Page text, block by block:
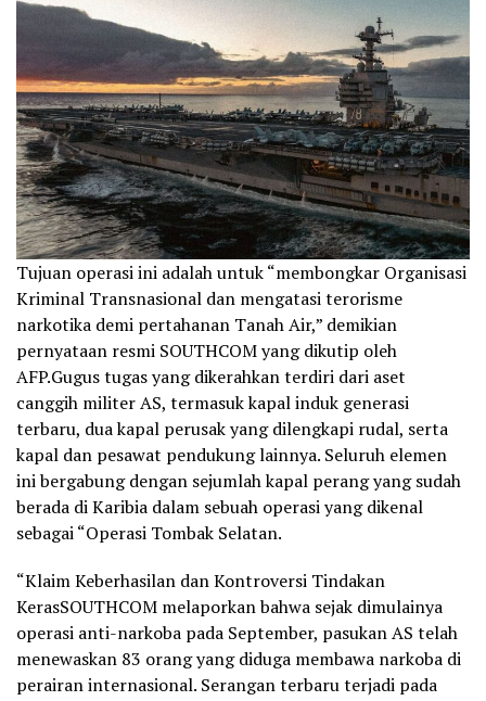
Tujuan operasi ini adalah untuk “membongkar Organisasi
Kriminal Transnasional dan mengatasi terorisme
narkotika demi pertahanan Tanah Air,” demikian
pernyataan resmi SOUTHCOM yang dikutip oleh
AFP.Gugus tugas yang dikerahkan terdiri dari aset
canggih militer AS, termasuk kapal induk generasi
terbaru, dua kapal perusak yang dilengkapi rudal, serta
kapal dan pesawat pendukung lainnya. Seluruh elemen
ini bergabung dengan sejumlah kapal perang yang sudah
berada di Karibia dalam sebuah operasi yang dikenal
sebagai “Operasi Tombak Selatan.
“Klaim Keberhasilan dan Kontroversi Tindakan
KerasSOUTHCOM melaporkan bahwa sejak dimulainya
operasi anti-narkoba pada September, pasukan AS telah
menewaskan 83 orang yang diduga membawa narkoba di
perairan internasional. Serangan terbaru terjadi pada